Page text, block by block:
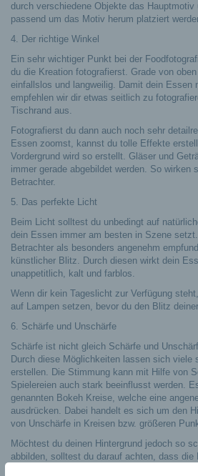
durch verschiedene Objekte das
passend um das Motiv herum platziert
4. Der richtige Winkel
Ein sehr wichtiger Punkt bei der
du die Kreation fotografierst. Grade von
einfallslos und langweilig. Damit dein Essen
empfehlen wir dir etwas seitlich zu
Tischrand aus.
Fotografierst du dann auch noch sehr
Essen zoomst, kannst du tolle Effekte
Vordergrund wird so erstellt. Gläser und
immer gerade abgebildet werden. So wirken
Betrachter.
5. Das perfekte Licht
Beim Licht solltest du unbedingt auf
dein Essen immer am besten in Szene
Betrachter als besonders angenehm
künstlicher Blitz. Durch diesen wirkt dein
unappetitlich, kalt und farblos.
Wenn dir kein Tageslicht zur Verfügung
auf Lampen setzen, bevor du den Blitz
6. Schärfe und Unschärfe
Schärfe ist nicht gleich Schärfe und
Durch diese Möglichkeiten lassen sich viele
erstellen. Die Stimmung kann mit Hilfe von
Spielereien auch stark beeinflusst werden.
genannten Bokeh Kreise, welche eine
ausdrücken. Dabei handelt es sich um den
von Unschärfe in Kreisen bzw. größeren
Möchtest du deinen Hintergrund jedoch so
abbilden, solltest du darauf achten, dass die